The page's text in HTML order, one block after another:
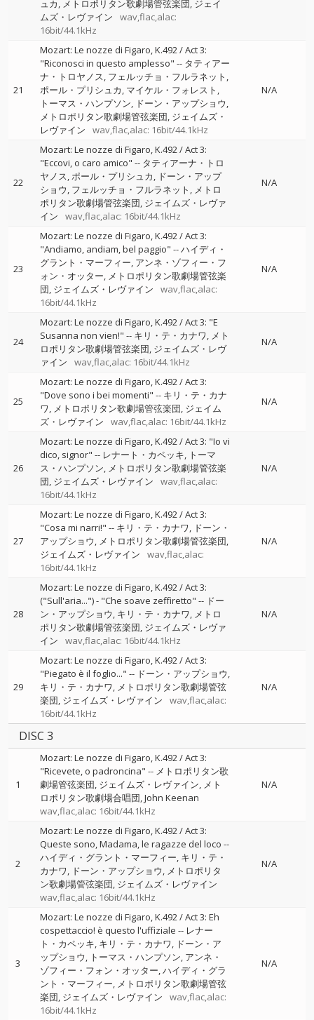
ュカ メトロポリタン歌劇場管弦楽団 ジェイ
ムズ・レヴァイン
wav,flac,alac:
16bit/44.1kHz
21
Mozart: Le nozze di Figaro, K.492 / Act 3:
"Riconosci in questo amplesso" -- タティアー
ナ・トロヤノス フェルッチョ・フルラネット
ポール・プリシュカ マイケル・フォレスト
トーマス・ハンプソン
ドーン・アップショウ
メトロポリタン歌劇場管弦楽団 ジェイムズ・
レヴァイン
wav,flac,alac: 16bit/44.1kHz
N/A
22
Mozart: Le nozze di Figaro, K.492 / Act 3:
"Eccovi, o caro amico" -- タティアーナ・トロ
ヤノス ポール・プリシュカ
ドーン・アップ
ショウ フェルッチョ・フルラネット
メトロ
ポリタン歌劇場管弦楽団 ジェイムズ・レヴァ
イン
wav,flac,alac: 16bit/44.1kHz
N/A
23
Mozart: Le nozze di Figaro, K.492 / Act 3:
"Andiamo, andiam, bel paggio" --ハイディ・
グラント・マーフィー アンネ・ゾフィー・フ
ォン・オッター メトロポリタン歌劇場管弦楽
団 ジェイムズ・レヴァイン
wav,flac,alac:
16bit/44.1kHz
N/A
24
Mozart: Le nozze di Figaro, K.492 / Act 3: "E
Susanna non vien!" -- キリ・テ・カナワ メト
ロポリタン歌劇場管弦楽団 ジェイムズ・レヴ
ァイン
wav,flac,alac: 16bit/44.1kHz
N/A
25
Mozart: Le nozze di Figaro, K.492 / Act 3:
"Dove sono i bei momenti" -- キリ・テ・カナ
ワ メトロポリタン歌劇場管弦楽団 ジェイム
ズ・レヴァイン
wav,flac,alac: 16bit/44.1kHz
N/A
26
Mozart: Le nozze di Figaro, K.492 / Act 3: "Io vi
dico, signor" -- レナート・カペッキ
トーマ
ス・ハンプソン メトロポリタン歌劇場管弦楽
団 ジェイムズ・レヴァイン
wav,flac,alac:
16bit/44.1kHz
N/A
27
Mozart: Le nozze di Figaro, K.492 / Act 3:
"Cosa mi narri!" -- キリ・テ・カナワ
ドーン・
アップショウ メトロポリタン歌劇場管弦楽団
ジェイムズ・レヴァイン
wav,flac,alac:
16bit/44.1kHz
N/A
28
Mozart: Le nozze di Figaro, K.492 / Act 3:
("Sull'aria...") - "Che soave zeffiretto" -- ドー
ン・アップショウ キリ・テ・カナワ メトロ
ポリタン歌劇場管弦楽団 ジェイムズ・レヴァ
イン
wav,flac,alac: 16bit/44.1kHz
N/A
29
Mozart: Le nozze di Figaro, K.492 / Act 3:
"Piegato è il foglio..." -- ドーン・アップショウ
キリ・テ・カナワ メトロポリタン歌劇場管弦
楽団 ジェイムズ・レヴァイン
wav,flac,alac:
16bit/44.1kHz
N/A
DISC 3
1
Mozart: Le nozze di Figaro, K.492 / Act 3:
"Ricevete, o padroncina" -- メトロポリタン歌
劇場管弦楽団 ジェイムズ・レヴァイン メト
ロポリタン歌劇場合唱団 John Keenan
wav,flac,alac: 16bit/44.1kHz
N/A
2
Mozart: Le nozze di Figaro, K.492 / Act 3:
Queste sono, Madama, le ragazze del loco --
ハイディ・グラント・マーフィー キリ・テ・
カナワ
ドーン・アップショウ メトロポリタ
ン歌劇場管弦楽団 ジェイムズ・レヴァイン
wav,flac,alac: 16bit/44.1kHz
N/A
3
Mozart: Le nozze di Figaro, K.492 / Act 3: Eh
cospettaccio! è questo l'uffiziale -- レナー
ト・カペッキ キリ・テ・カナワ
ドーン・ア
ップショウ
トーマス・ハンプソン アンネ・
ゾフィー・フォン・オッター ハイディ・グラ
ント・マーフィー メトロポリタン歌劇場管弦
楽団 ジェイムズ・レヴァイン
wav,flac,alac:
16bit/44.1kHz
N/A